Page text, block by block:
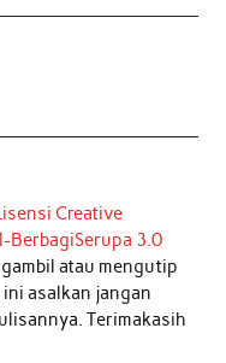
Creative
3.0
atau mengutip
asalkan jangan
Terimakasih